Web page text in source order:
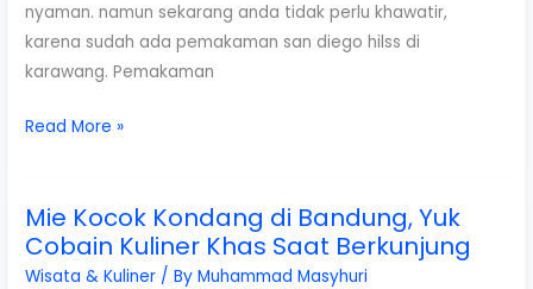
nyaman. namun sekarang anda tidak perlu khawatir,
karena sudah ada pemakaman san diego hilss di
karawang. Pemakaman
Daftar
di
San
Diego
Read More »
Mie Kocok Kondang di Bandung, Yuk
Cobain Kuliner Khas Saat Berkunjung
Wisata & Kuliner / ByMuhammad Masyhuri